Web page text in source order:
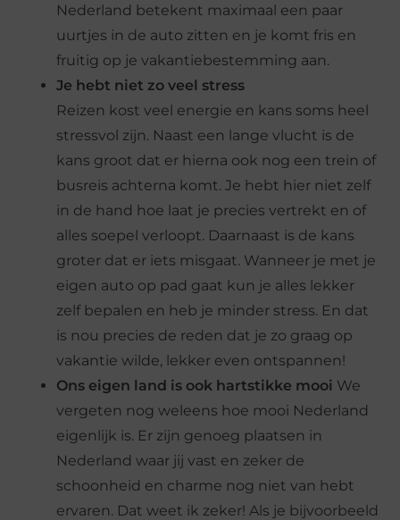
Nederland betekent maximaal een paar
uurtjes in de auto zitten en je komt fris en
fruitig op je vakantiebestemming aan.
Je hebt niet zo veel stress
Reizen kost veel energie en kans soms heel
stressvol zijn. Naast een lange vlucht is de
kans groot dat er hierna ook nog een trein of
busreis achterna komt. Je hebt hier niet zelf
in de hand hoe laat je precies vertrekt en of
alles soepel verloopt. Daarnaast is de kans
groter dat er iets misgaat. Wanneer je met je
eigen auto op pad gaat kun je alles lekker
zelf bepalen en heb je minder stress. En dat
is nou precies de reden dat je zo graag op
vakantie wilde, lekker even ontspannen!
Ons eigen land is ook hartstikke mooi We
vergeten nog weleens hoe mooi Nederland
eigenlijk is. Er zijn genoeg plaatsen in
Nederland waar jij vast en zeker de
schoonheid en charme nog niet van hebt
ervaren. Dat weet ik zeker! Als je bijvoorbeeld